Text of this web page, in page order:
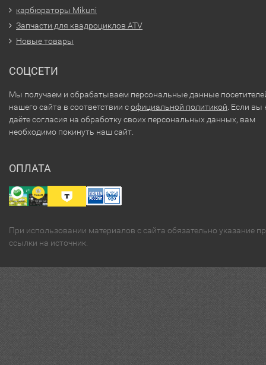
карбюраторы Mikuni
Запчасти для квадроциклов ATV
Новые товары
СОЦСЕТИ
Мы получаем и обрабатываем персональные данные
нашего сайта в соответствии софициальной политикой . Если вы
даёте согласия на обработку своих персональных данных, вам
необходимо покинуть наш сайт.
ОПЛАТА
При использовании материалов с сайта обязательно указание
ссылки на источник.